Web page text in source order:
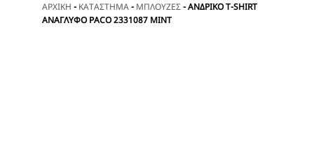
ΑΡΧΙΚΗ - ΚΑΤΑΣΤΗΜΑ- ΜΠΛΟΥΖΕΣ-ΑΝΔΡΙΚΟ T-SHIRT
ΑΝΑΓΛΥΦΟ PACO 2331087 MINT